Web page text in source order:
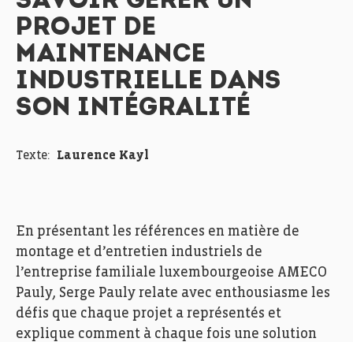
PROJET DE
MAINTENANCE
INDUSTRIELLE DANS
SON INTÉGRALITÉ
Texte: Laurence Kayl
En présentant les références en matière de
montage et d’entretien industriels de
l’entreprise familiale luxembourgeoise AMECO
Pauly, Serge Pauly relate avec enthousiasme les
défis que chaque projet a représentés et
explique comment à chaque fois une solution